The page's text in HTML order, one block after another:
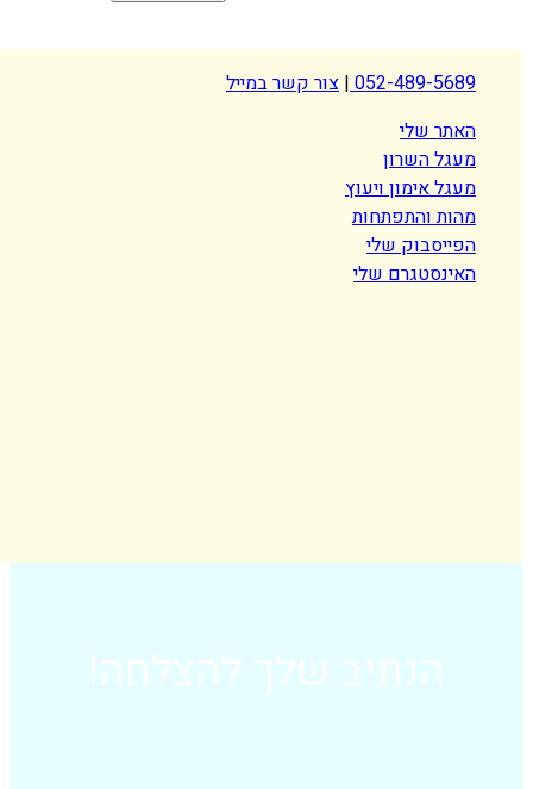
052-489-
|צור קשר במייל
השרון
אימון ויעוץ
והתפתחות
שלי
שלי
הנתיב שלך להצלחה!